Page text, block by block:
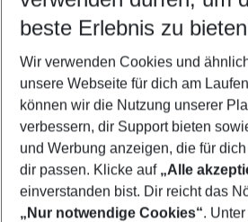
5-8 Nächte
2 Erwachsene Keine Kinder
Mehr Filter
beste Erlebnis zu
Wir verwenden Cookies und
unsere Webseite für dich am
können wir die Nutzung unserer
verbessern, dir Support bieten
und Werbung anzeigen, die für
dir passen. Klicke auf „Alle
einverstanden bist. Dir reicht das
„Nur notwendige Cookies“. Unter